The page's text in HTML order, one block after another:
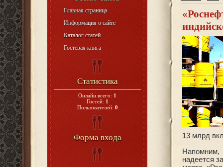
Главная страница
Информация о сайте
Каталог статей
Гостевая книга
Статистика
Онлайн всего: 1
Гостей: 1
Пользователей: 0
Форма входа
13 млрд
Напомним,
надеется